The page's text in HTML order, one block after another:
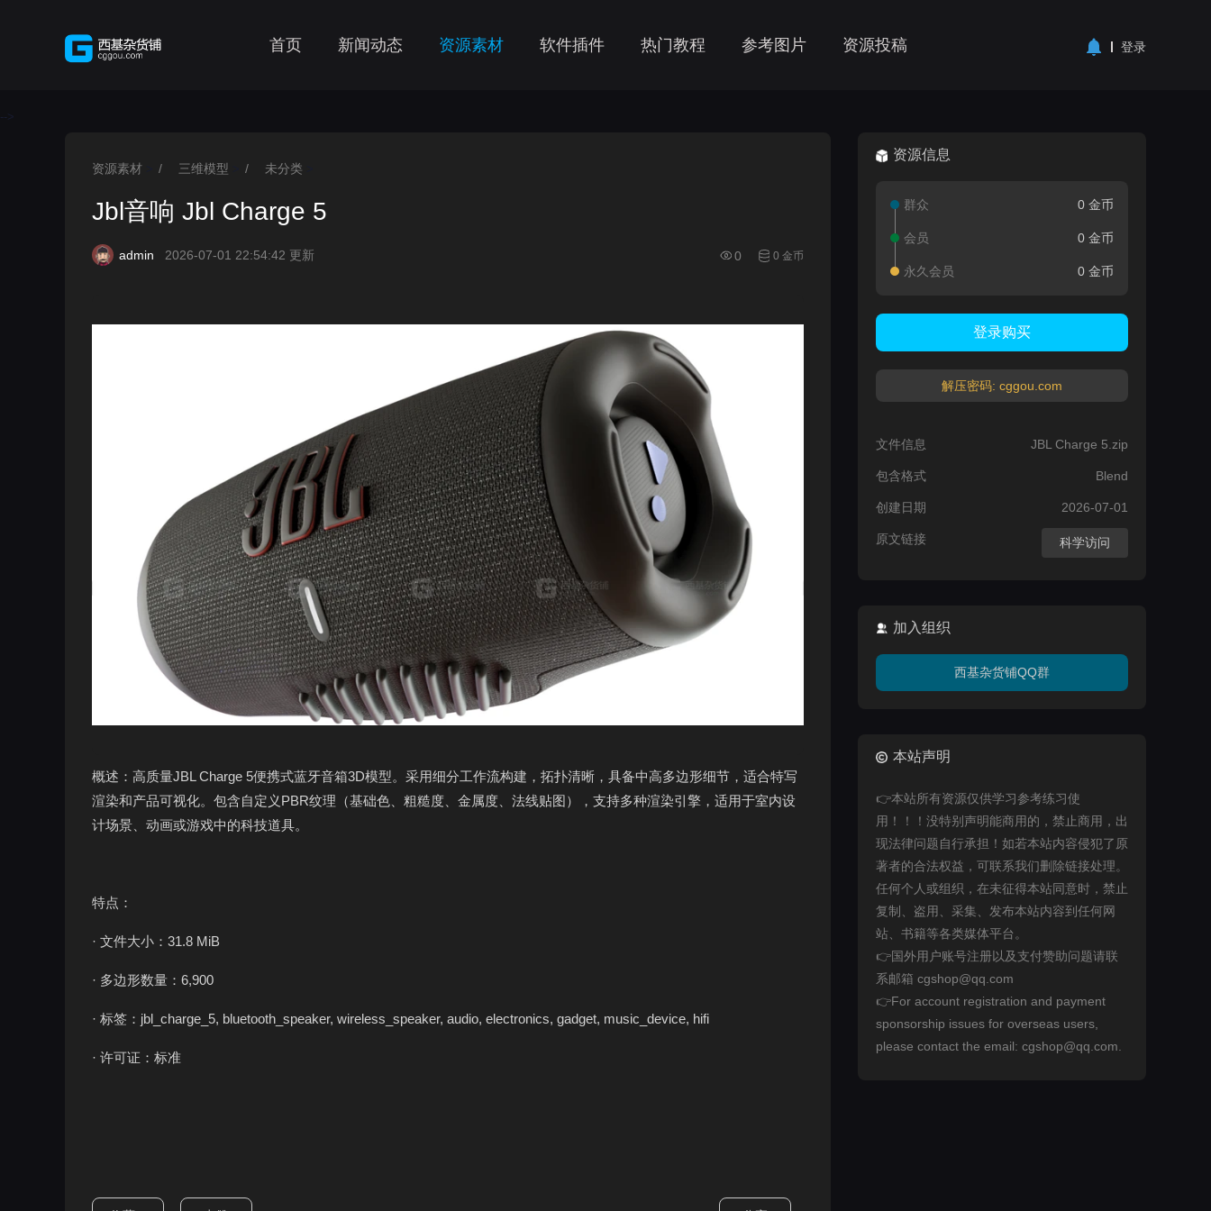
首页 新闻动态 资源素材 软件插件 热门教程 参考图片 资源投稿 登录
-->
资源素材 / 三维模型 / 未分类
Jbl音响 Jbl Charge 5
admin 2026-07-01 22:54:42 更新 0 0 金币
概述：高质量JBL Charge 5便携式蓝牙音箱3D模型。采用细分工作流构建，拓扑清晰，具备中高多边形细节，适合特写
渲染和产品可视化。包含自定义PBR纹理（基础色、粗糙度、金属度、法线贴图），支持多种渲染引擎，适用于室内设
计场景、动画或游戏中的科技道具。
特点：
· 文件大小：31.8 MiB
· 多边形数量：6,900
· 标签：jbl_charge_5, bluetooth_speaker, wireless_speaker, audio, electronics, gadget, music_device, hifi
· 许可证：标准
资源信息
群众 0 金币
会员 0 金币
永久会员 0 金币
登录购买
解压密码: cggou.com
文件信息 JBL Charge 5.zip
包含格式 Blend
创建日期 2026-07-01
原文链接 科学访问
加入组织
西基杂货铺QQ群
本站声明
👉本站所有资源仅供学习参考练习使
用！！！没特别声明能商用的，禁止商用，出
现法律问题自行承担！如若本站内容侵犯了原
著者的合法权益，可联系我们删除链接处理。
任何个人或组织，在未征得本站同意时，禁止
复制、盗用、采集、发布本站内容到任何网
站、书籍等各类媒体平台。
👉国外用户账号注册以及支付赞助问题请联
系邮箱 cgshop@qq.com
👉For account registration and payment
sponsorship issues for overseas users,
please contact the email: cgshop@qq.com.